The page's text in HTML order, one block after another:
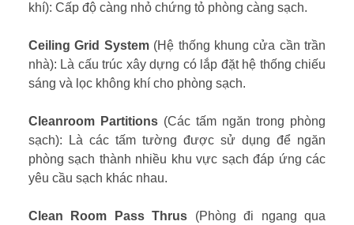
khí): Cấp độ càng nhỏ chứng tỏ phòng càng sạch.
Ceiling Grid System (Hệ thống khung cửa cần trần
nhà): Là cấu trúc xây dựng có lắp đặt hệ thống chiếu
sáng và lọc không khí cho phòng sạch.
Cleanroom Partitions (Các tấm ngăn trong phòng
sạch): Là các tấm tường được sử dụng để ngăn
phòng sạch thành nhiều khu vực sạch đáp ứng các
yêu cầu sạch khác nhau.
Clean Room Pass Thrus (Phòng đi ngang qua